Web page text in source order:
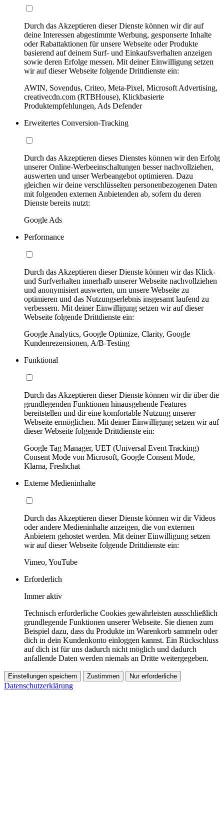
Durch das Akzeptieren dieser Dienste können wir dir auf
deine Interessen abgestimmte Werbung, gesponserte Inhalte
oder Rabattaktionen für unsere Webseite oder Produkte
basierend auf deinem Surf- und Einkaufsverhalten anzeigen
sowie deren Erfolge messen. Mit deiner Einwilligung setzen
wir auf dieser Webseite folgende Drittdienste ein:
AWIN, Sovendus, Criteo, Meta-Pixel, Microsoft Advertising,
creativecdn.com (RTBHouse), Klickbasierte
Produktempfehlungen, Ads Defender
Erweitertes Conversion-Tracking
Durch das Akzeptieren dieses Dienstes können wir den Erfolg
unserer Online-Werbeeinschaltungen besser nachvollziehen,
auswerten und unser Werbeangebot optimieren. Dazu
gleichen wir deine verschlüsselten personenbezogenen Daten
mit folgenden externen Anbietenden ab, sofern du deren
Dienste bereits nutzt:
Google Ads
Performance
Durch das Akzeptieren dieser Dienste können wir das Klick-
und Surfverhalten innerhalb unserer Webseite nachvollziehen
und anonymisiert auswerten, um unsere Webseite zu
optimieren und das Nutzungserlebnis insgesamt laufend zu
verbessern. Mit deiner Einwilligung setzen wir auf dieser
Webseite folgende Drittdienste ein:
Google Analytics, Google Optimize, Clarity, Google
Kundenrezensionen, A/B-Testing
Funktional
Durch das Akzeptieren dieser Dienste können wir dir über die
grundlegenden Funktionen hinausgehende Features
bereitstellen und dir eine komfortable Nutzung unserer
Webseite ermöglichen. Mit deiner Einwilligung setzen wir auf
dieser Webseite folgende Drittdienste ein:
Google Tag Manager, UET (Universal Event Tracking)
Consent Mode von Microsoft, Google Consent Mode,
Klarna, Freshchat
Externe Medieninhalte
Durch das Akzeptieren dieser Dienste können wir dir Videos
oder andere Medieninhalte anzeigen, die von externen
Anbietern gehostet werden. Mit deiner Einwilligung setzen
wir auf dieser Webseite folgende Drittdienste ein:
Vimeo, YouTube
Erforderlich
Immer aktiv
Technisch erforderliche Cookies gewährleisten ausschließlich
grundlegende Funktionen unserer Webseite. Sie dienen zum
Beispiel dazu, dass du Produkte im Warenkorb sammeln oder
dich in dein Kundenkonto einloggen kannst. Ein Rückschluss
auf dich ist für uns dadurch nicht möglich und dadurch
anfallende Daten werden niemals an Dritte weitergegeben.
Einstellungen speichern Zustimmen Nur erforderliche
Datenschutzerklärung